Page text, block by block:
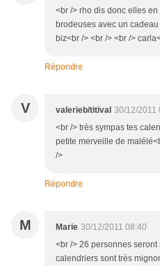
<br /> rho dis donc elles
brodeuses avec un
biz<br /> <br /> <br />
Répondre
V valerieb/titival 30/12/2011
<br /> très sympas tes
petite merveille de
/>
Répondre
M Marie 30/12/2011 08:40
<br /> 26 personnes
calendriers sont très